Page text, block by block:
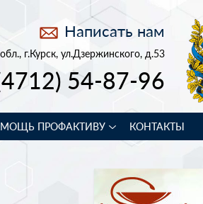
Написать нам
г.Курск, ул.Дзержинского, д.53
54-87-96
ПРОФАКТИВУ КОНТАКТЫ